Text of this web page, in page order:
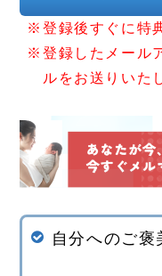
※登録後すぐに特
※登録したメール
ルをお送りいた
自分へのご褒